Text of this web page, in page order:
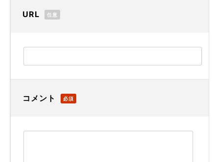
URL 任意
コメント 必須